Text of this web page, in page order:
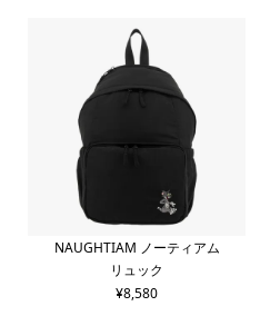
NAUGHTIAM ノーティアム
リュック
¥8,580